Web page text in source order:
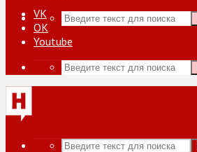
VK
ОК
Youtube